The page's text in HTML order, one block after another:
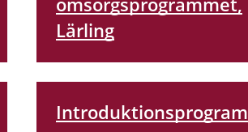
Lärling
Introduktions­program